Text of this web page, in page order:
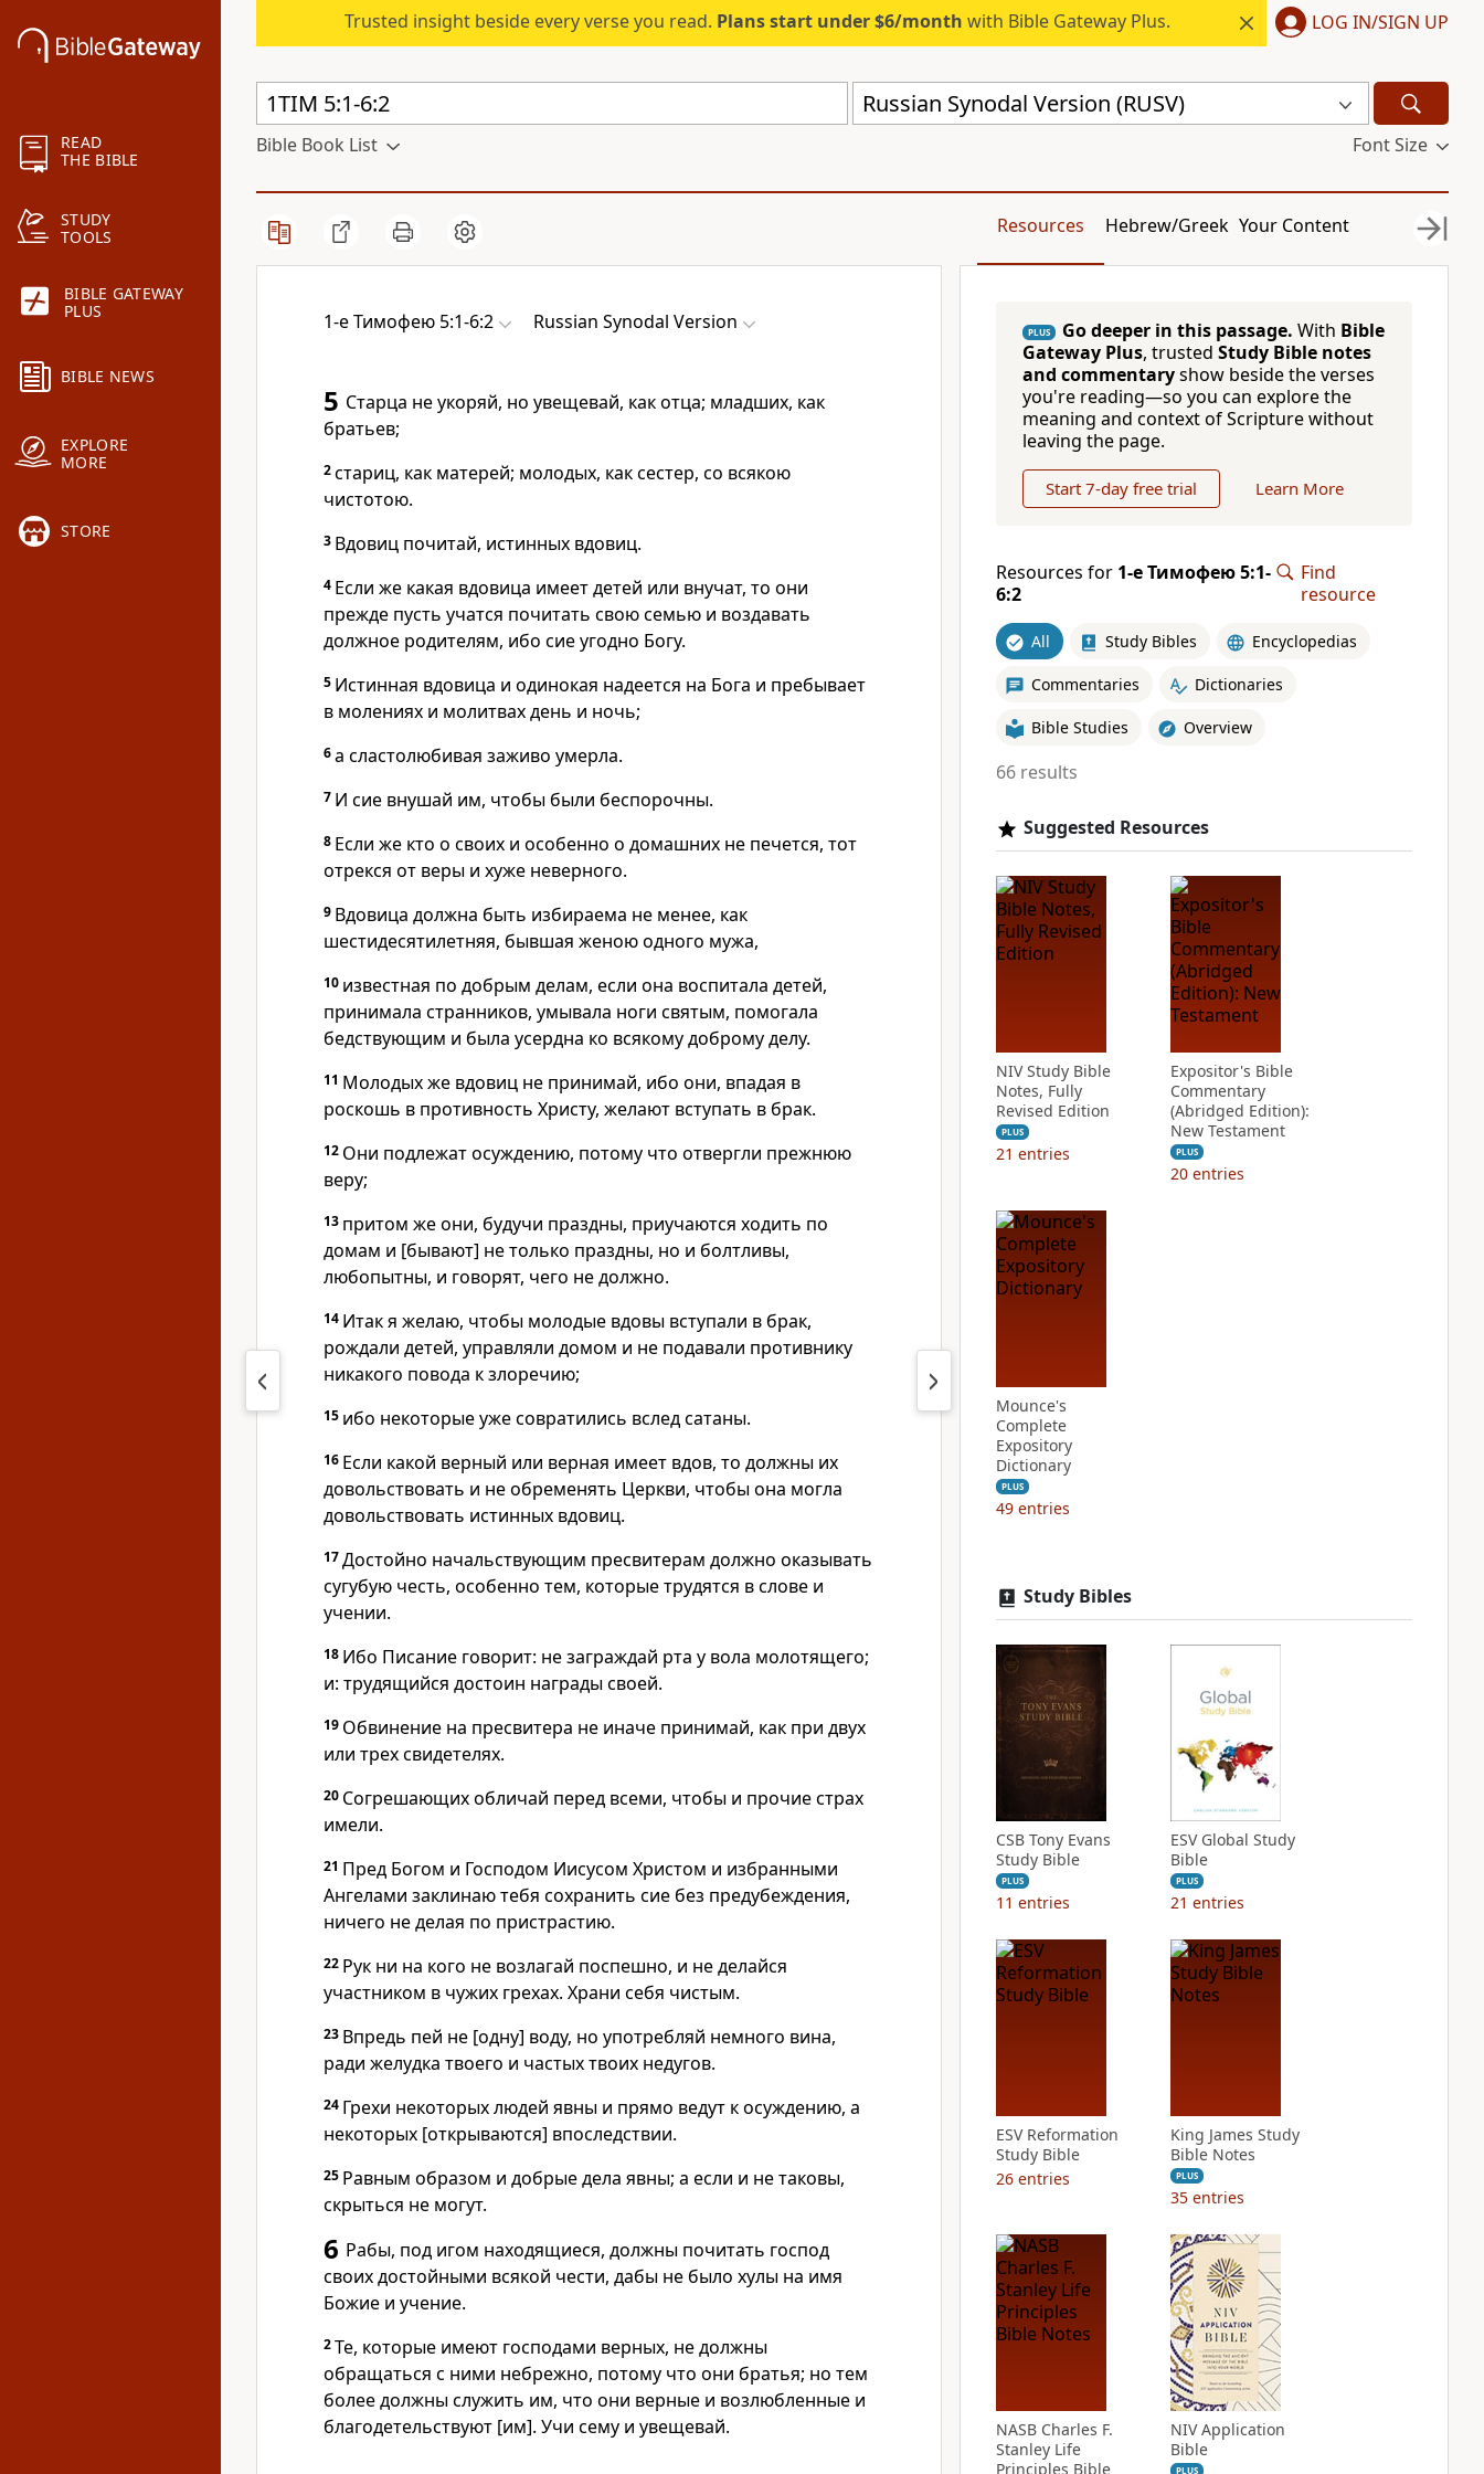
READ
THE BIBLE
STUDY
TOOLS
BIBLE GATEWAY
PLUS
BIBLE NEWS
EXPLORE
MORE
STORE
Trusted insight beside every verse you read. Plans start under $6/month with Bible Gateway Plus. LOG IN/SIGN UP
Russian Synodal Version (RUSV)
Bible Book List Font Size
Resources Hebrew/Greek Your Content
1-е Тимофею 5:1-6:2 Russian Synodal Version
5 Старца не укоряй, но увещевай, как отца; младших, как
братьев;
2стариц, как матерей; молодых, как сестер, со всякою
чистотою.
3 Вдовиц почитай, истинных вдовиц.
4 Если же какая вдовица имеет детей или внучат, то они
прежде пусть учатся почитать свою семью и воздавать
должное родителям, ибо сие угодно Богу.
5 Истинная вдовица и одинокая надеется на Бога и пребывает
в молениях и молитвах день и ночь;
6а сластолюбивая заживо умерла.
7 И сие внушай им, чтобы были беспорочны.
8 Если же кто о своих и особенно о домашних не печется, тот
отрекся от веры и хуже неверного.
9 Вдовица должна быть избираема не менее, как
шестидесятилетняя, бывшая женою одного мужа,
10 известная по добрым делам, если она воспитала детей,
принимала странников, умывала ноги святым, помогала
бедствующим и была усердна ко всякому доброму делу.
11 Молодых же вдовиц не принимай, ибо они, впадая в
роскошь в противность Христу, желают вступать в брак.
12 Они подлежат осуждению, потому что отвергли прежнюю
веру;
13 притом же они, будучи праздны, приучаются ходить по
домам и [бывают] не только праздны, но и болтливы,
любопытны, и говорят, чего не должно.
14 Итак я желаю, чтобы молодые вдовы вступали в брак,
рождали детей, управляли домом и не подавали противнику
никакого повода к злоречию;
15 ибо некоторые уже совратились вслед сатаны.
16 Если какой верный или верная имеет вдов, то должны их
довольствовать и не обременять Церкви, чтобы она могла
довольствовать истинных вдовиц.
17Достойно начальствующим пресвитерам должно оказывать
сугубую честь, особенно тем, которые трудятся в слове и
учении.
18 Ибо Писание говорит: не заграждай рта у вола молотящего;
и: трудящийся достоин награды своей.
19 Обвинение на пресвитера не иначе принимай, как при двух
или трех свидетелях.
20 Согрешающих обличай перед всеми, чтобы и прочие страх
имели.
21 Пред Богом и Господом Иисусом Христом и избранными
Ангелами заклинаю тебя сохранить сие без предубеждения,
ничего не делая по пристрастию.
22 Рук ни на кого не возлагай поспешно, и не делайся
участником в чужих грехах. Храни себя чистым.
23 Впредь пей не [одну] воду, но употребляй немного вина,
ради желудка твоего и частых твоих недугов.
24 Грехи некоторых людей явны и прямо ведут к осуждению, а
некоторых [открываются] впоследствии.
25 Равным образом и добрые дела явны; а если и не таковы,
скрыться не могут.
6 Рабы, под игом находящиеся, должны почитать господ
своих достойными всякой чести, дабы не было хулы на имя
Божие и учение.
2Те, которые имеют господами верных, не должны
обращаться с ними небрежно, потому что они братья; но тем
более должны служить им, что они верные и возлюбленные и
благодетельствуют [им]. Учи сему и увещевай.
PLUS Go deeper in this passage. With Bible
Gateway Plus, trusted Study Bible notes
and commentaryshow beside the verses
you're reading—so you can explore the
meaning and context of Scripture without
leaving the page.
Start 7-day free trial Learn More
Resources for 1-е Тимофею 5:1-
6:2
Find
resource
All Study Bibles Encyclopedias
Commentaries Dictionaries
Bible Studies Overview
66 results
Suggested Resources
NIV Study Bible
Notes, Fully
Revised Edition
PLUS
21 entries
Expositor's Bible
Commentary
(Abridged Edition):
New Testament
PLUS
20 entries
Mounce's
Complete
Expository
Dictionary
PLUS
49 entries
Study Bibles
CSB Tony Evans
Study Bible
PLUS
11 entries
ESV Global Study
Bible
PLUS
21 entries
ESV Reformation
Study Bible
26 entries
King James Study
Bible Notes
PLUS
35 entries
NASB Charles F.
Stanley Life
Principles Bible
NIV Application
Bible
PLUS